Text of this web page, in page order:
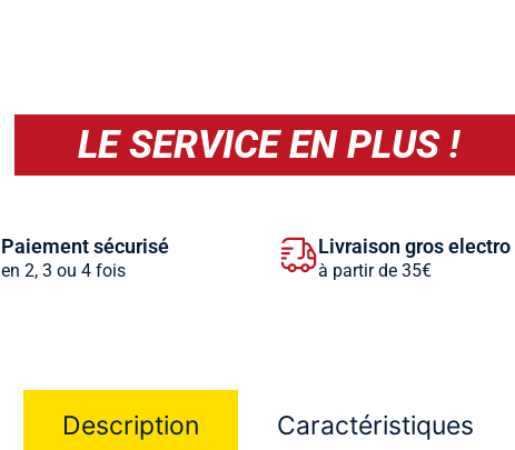
LE SERVICE EN PLUS !
Paiement sécurisé
en 2, 3 ou 4 fois
Livraison gros electro
à partir de 35€
Description Caractéristiques